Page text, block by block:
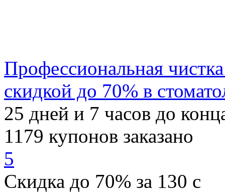
Профессиональная
скидкой до 70% в
25 дней и 7 часов до
1179 купонов заказано
5
Скидка до 70% за 130 c